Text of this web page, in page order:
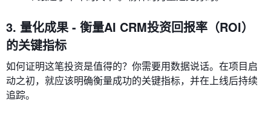
3. 量化成果 - 衡量AI CRM投资回报率（ROI）
的关键指标
如何证明这笔投资是值得的？你需要用数据说话。在项目启
动之初，就应该明确衡量成功的关键指标，并在上线后持续
追踪。